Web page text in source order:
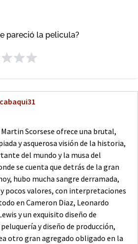
pareció la pelicula?
Martin Scorsese ofrece una brutal,
y asquerosa visión de la historia,
del mundo y la musa del
se cuenta que detrás de la gran
hubo mucha sangre derramada,
pocos valores, con interpretaciones
en Cameron Diaz, Leonardo
y un exquisito diseño de
y diseño de producción,
otro gran agregado obligado en la